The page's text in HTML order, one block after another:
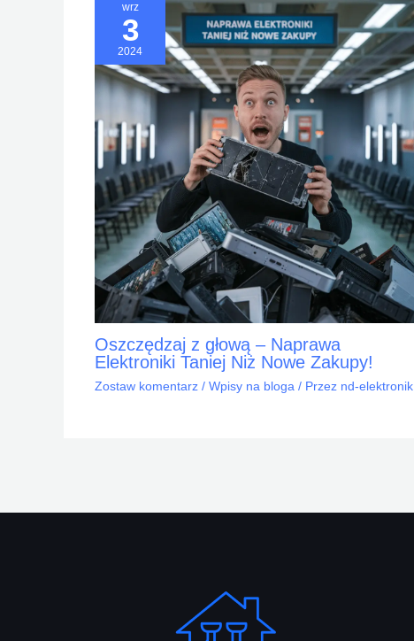
wrz
3
2024
Oszczędzaj z głową – Naprawa
Elektroniki Taniej Niż Nowe Zakupy!
Zostaw komentarz / Wpisy na bloga / Przez nd-elektronik